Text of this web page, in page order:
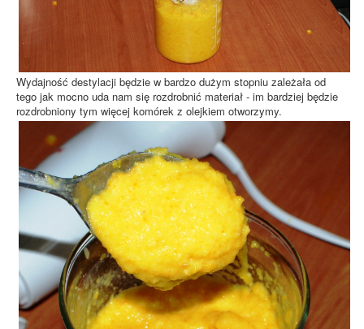
Wydajność destylacji będzie w bardzo dużym stopniu zależała od
tego jak mocno uda nam się rozdrobnić materiał - im bardziej będzie
rozdrobniony tym więcej komórek z olejkiem otworzymy.